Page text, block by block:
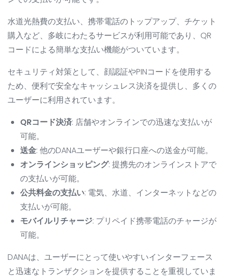
水道光熱費の支払い、携帯電話のトップアップ、チケット
購入など、多岐にわたるサービスが利用可能であり、QR
コードによる簡単な支払い機能がついています。
セキュリティ対策として、顔認証やPINコードを使用する
ため、便利で安全なキャッシュレス決済を提供し、多くの
ユーザーに利用されています。
QRコード決済: 店舗やオンラインでの迅速な支払いが
可能。
送金: 他のDANAユーザーや銀行口座への送金が可能。
オンラインショッピング: 提携先のオンラインストアで
の支払いが可能。
公共料金の支払い: 電気、水道、インターネットなどの
支払いが可能。
モバイルリチャージ: プリペイド携帯電話のチャージが
可能。
DANAは、ユーザーにとって使いやすいインターフェース
と迅速なトランザクションを提供することを重視していま